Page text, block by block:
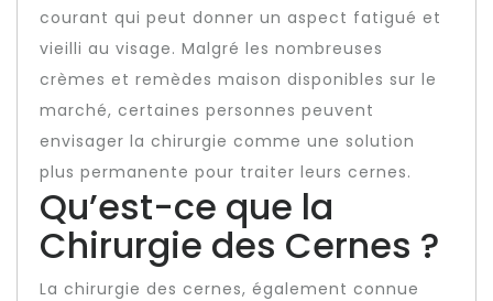
courant qui peut donner un aspect fatigué et
vieilli au visage. Malgré les nombreuses
crèmes et remèdes maison disponibles sur le
marché, certaines personnes peuvent
envisager la chirurgie comme une solution
plus permanente pour traiter leurs cernes.
Qu’est-ce que la
Chirurgie des Cernes ?
La chirurgie des cernes, également connue